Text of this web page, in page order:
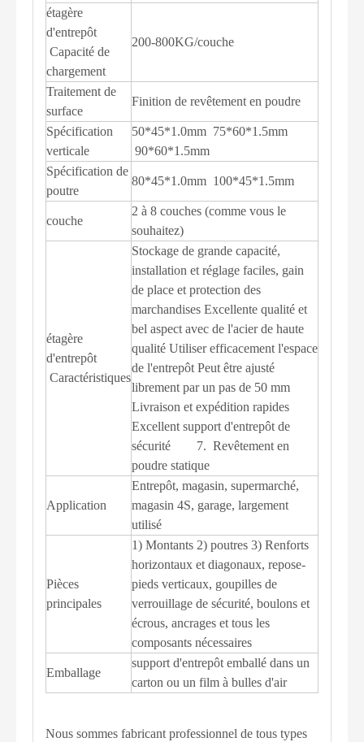
étagère
d'entrepôt
Capacité de
chargement
200-800KG/couche
Traitement de
surface
Finition de revêtement en poudre
Spécification
verticale
50*45*1.0mm 75*60*1.5mm
90*60*1.5mm
Spécification de
poutre
80*45*1.0mm 100*45*1.5mm
couche
2 à 8 couches (comme vous le
souhaitez)
étagère
d'entrepôt
Caractéristiques
Stockage de grande capacité,
installation et réglage faciles, gain
de place et protection des
marchandises Excellente qualité et
bel aspect avec de l'acier de haute
qualité Utiliser efficacement l'espace
de l'entrepôt Peut être ajusté
librement par un pas de 50 mm
Livraison et expédition rapides
Excellent support d'entrepôt de
sécurité 7. Revêtement en
poudre statique
Application
Entrepôt, magasin, supermarché,
magasin 4S, garage, largement
utilisé
Pièces
principales
1) Montants 2) poutres 3) Renforts
horizontaux et diagonaux, repose-
pieds verticaux, goupilles de
verrouillage de sécurité, boulons et
écrous, ancrages et tous les
composants nécessaires
Emballage
support d'entrepôt emballé dans un
carton ou un film à bulles d'air
Nous sommes fabricant professionnel de tous types